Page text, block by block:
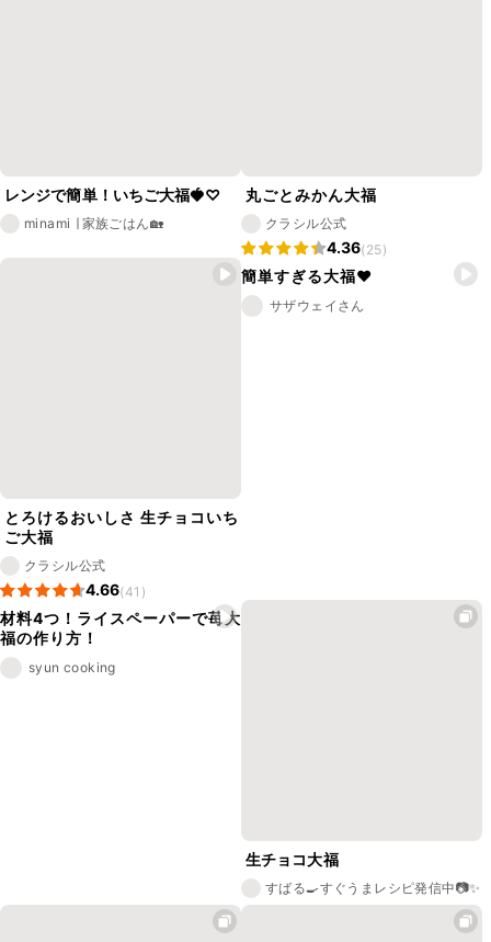
レンジで簡単！いちご大福🍓♡
minami ∣ 家族ごはん🏡
丸ごとみかん大福
クラシル公式
4.36(25)
とろけるおいしさ 生チョコいち
ご大福
クラシル公式
4.66(41)
簡単すぎる大福❤️
サザウェイさん
材料4つ！ライスペーパーで苺大
福の作り方！
syun cooking
生チョコ大福
すばる🍳すぐうまレシピ発信中📷✨